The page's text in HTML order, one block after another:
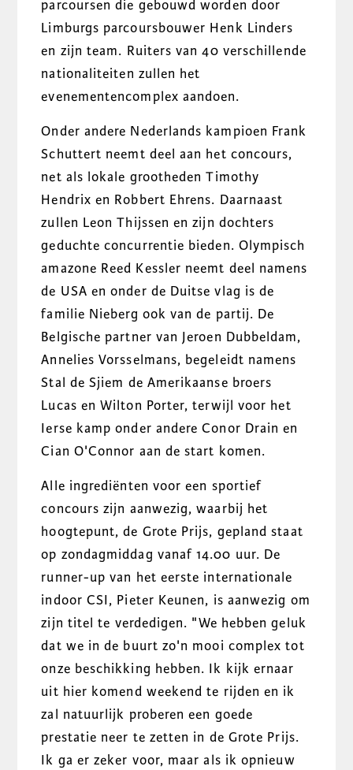
parcoursen die gebouwd worden door
Limburgs parcoursbouwer Henk Linders
en zijn team. Ruiters van 40 verschillende
nationaliteiten zullen het
evenementencomplex aandoen.
Onder andere Nederlands kampioen Frank
Schuttert neemt deel aan het concours,
net als lokale grootheden Timothy
Hendrix en Robbert Ehrens. Daarnaast
zullen Leon Thijssen en zijn dochters
geduchte concurrentie bieden. Olympisch
amazone Reed Kessler neemt deel namens
de USA en onder de Duitse vlag is de
familie Nieberg ook van de partij. De
Belgische partner van Jeroen Dubbeldam,
Annelies Vorsselmans, begeleidt namens
Stal de Sjiem de Amerikaanse broers
Lucas en Wilton Porter, terwijl voor het
Ierse kamp onder andere Conor Drain en
Cian O'Connor aan de start komen.
Alle ingrediënten voor een sportief
concours zijn aanwezig, waarbij het
hoogtepunt, de Grote Prijs, gepland staat
op zondagmiddag vanaf 14.00 uur. De
runner-up van het eerste internationale
indoor CSI, Pieter Keunen, is aanwezig om
zijn titel te verdedigen. "We hebben geluk
dat we in de buurt zo'n mooi complex tot
onze beschikking hebben. Ik kijk ernaar
uit hier komend weekend te rijden en ik
zal natuurlijk proberen een goede
prestatie neer te zetten in de Grote Prijs.
Ik ga er zeker voor, maar als ik opnieuw